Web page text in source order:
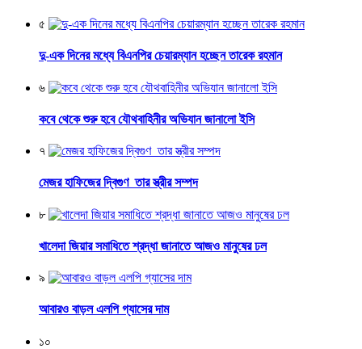
৫
দু-এক দিনের মধ্যে বিএনপির চেয়ারম্যান হচ্ছেন তারেক রহমান
৬
কবে থেকে শুরু হবে যৌথবাহিনীর অভিযান জানালো ইসি
৭
মেজর হাফিজের দ্বিগুণ তার স্ত্রীর সম্পদ
৮
খালেদা জিয়ার সমাধিতে শ্রদ্ধা জানাতে আজও মানুষের ঢল
৯
আবারও বাড়ল এলপি গ্যাসের দাম
১০